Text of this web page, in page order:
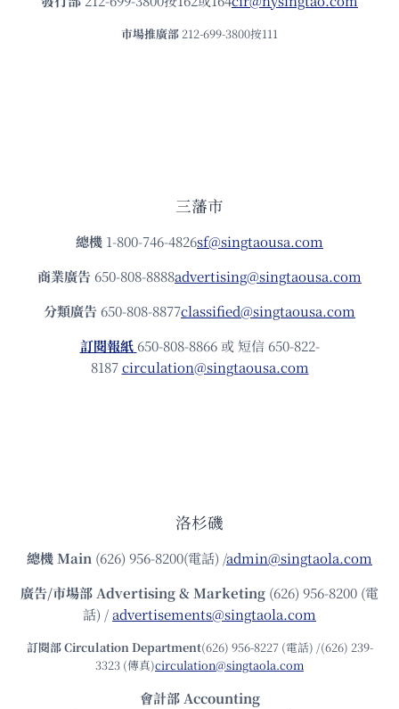
市場推廣部 212-699-3800按111
三藩市
總機 1-800-746-4826sf@singtaousa.com
商業廣告 650-808-8888advertising@singtaousa.com
分類廣告 650-808-8877classified@singtaousa.com
訂閱報紙 650-808-8866 或 短信 650-822-
8187circulation@singtaousa.com
洛杉磯
總機Main (626) 956-8200(電話) /admin@singtaola.com
廣告/市場部Advertising & Marketing (626) 956-8200 (電
話) /advertisements@singtaola.com
訂閱部 Circulation Department(626) 956-8227 (電話) /(626) 239-
3323 (傳真)circulation@singtaola.com
會計部 Accounting